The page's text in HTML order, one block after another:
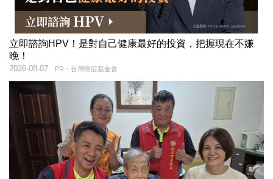
立即諮詢HPV！是對自己健康最好的投資，把握現在不嫌
晚！
PR・台灣癌症基金會
2026-08-07